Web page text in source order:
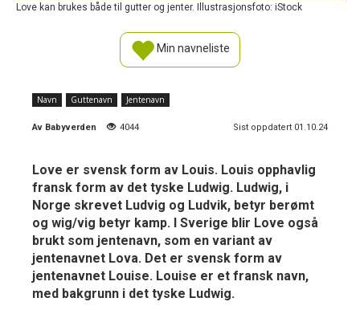
Love kan brukes både til gutter og jenter. Illustrasjonsfoto: iStock
Min navneliste
Navn Guttenavn Jentenavn
Av Babyverden 4044 Sist oppdatert 01.10.24
Love er svensk form av Louis. Louis opphavlig
fransk form av det tyske Ludwig. Ludwig, i
Norge skrevet Ludvig og Ludvik, betyr berømt
og wig/vig betyr kamp. I Sverige blir Love også
brukt som jentenavn, som en variant av
jentenavnet Lova. Det er svensk form av
jentenavnet Louise. Louise er et fransk navn,
med bakgrunn i det tyske Ludwig.